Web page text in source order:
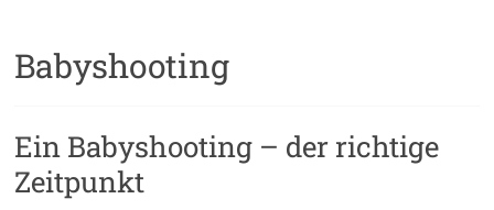
Babyshooting
Ein Babyshooting – der richtige
Zeitpunkt